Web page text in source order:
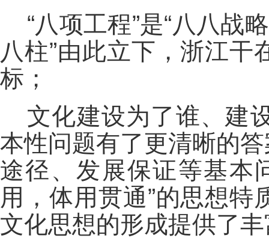
“八项工程”是“八八战
八柱”由此立下，浙江
标；
文化建设为了谁、建
本性问题有了更清晰的
途径、发展保证等基本
用，体用贯通”的思想
文化思想的形成提供了